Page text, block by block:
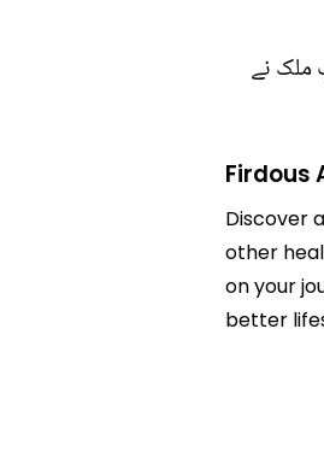
ملک نے
Firdous
Discover
other
on your
better